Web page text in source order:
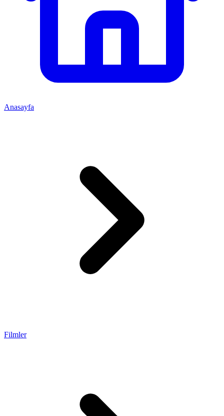
Anasayfa
Filmler